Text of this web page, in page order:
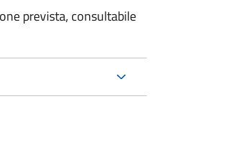
prevista, consultabile